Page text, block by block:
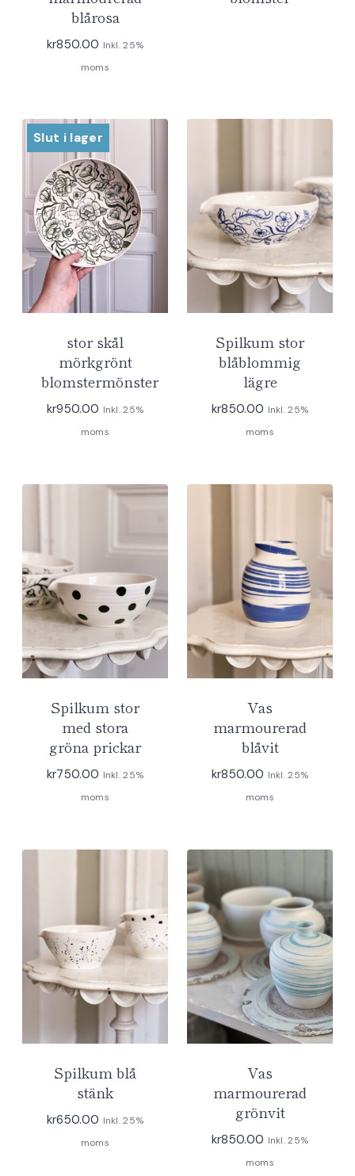
blårosa
kr850.00 Inkl. 25%
moms
Slut i lager
stor skål
mörkgrönt
blomstermönster
kr950.00 Inkl. 25%
moms
Spilkum stor
blåblommig
lägre
kr850.00 Inkl. 25%
moms
Spilkum stor
med stora
gröna prickar
kr750.00 Inkl. 25%
moms
Vas
marmourerad
blåvit
kr850.00 Inkl. 25%
moms
Spilkum blå
stänk
kr650.00 Inkl. 25%
moms
Vas
marmourerad
grönvit
kr850.00 Inkl. 25%
moms